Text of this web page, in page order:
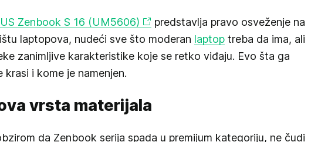
Zenbook S 16 (UM5606)
predstavlja pravo osveženje na
laptopova, nudeći sve što moderan laptop treba da ima, ali
zanimljive karakteristike koje se retko viđaju. Evo šta ga
krasi i kome je namenjen.
vrsta materijala
da Zenbook serija spada u premijum kategoriju, ne čudi